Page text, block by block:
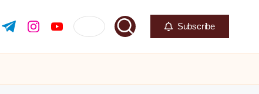
Subscribe